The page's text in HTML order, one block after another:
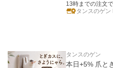
13時までの注文
タンスのゲ
タンスのゲン
本日+5% 爪と